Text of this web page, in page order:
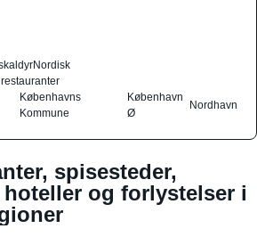
Nordisk
Københavns
Kommune
København
Ø
Nordhavn
spisesteder,
hoteller og forlystelser i